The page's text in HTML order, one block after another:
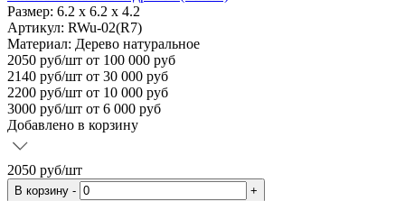
Размер: 6.2 х 6.2 х 4.2
Артикул: RWu-02(R7)
Материал: Дерево натуральное
2050 руб/шт от 100 000 руб
2140 руб/шт от 30 000 руб
2200 руб/шт от 10 000 руб
3000 руб/шт от 6 000 руб
Добавлено в корзину
2050 руб/шт
В корзину - +